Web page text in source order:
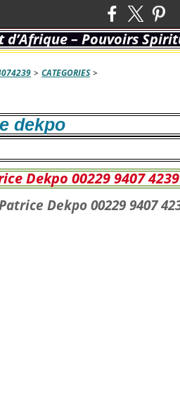
> CATEGORIES >
dekpo
Dekpo 00229 9407 4239